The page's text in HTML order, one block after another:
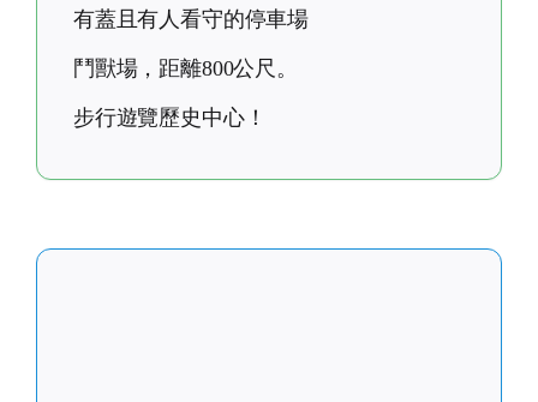
有蓋且有人看守的停車場
鬥獸場，距離800公尺。
步行遊覽歷史中心！